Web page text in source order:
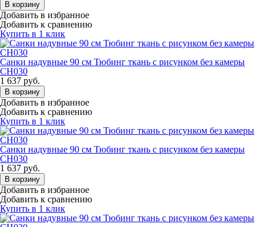
В корзину
Добавить в избранное
Добавить к сравнению
Купить в 1 клик
Санки надувные 90 см Тюбинг ткань с рисунком без камеры
СН030
1 637 руб.
В корзину
Добавить в избранное
Добавить к сравнению
Купить в 1 клик
Санки надувные 90 см Тюбинг ткань с рисунком без камеры
СН030
1 637 руб.
В корзину
Добавить в избранное
Добавить к сравнению
Купить в 1 клик